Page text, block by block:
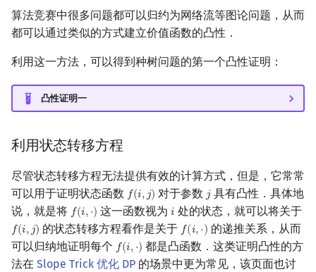
算法竞赛中很多问题都可以归约为网络流等图论问题，从而
都可以通过类似的方式建立价值函数的凸性．
利用这一方法，可以得到种树问题的第一个凸性证明：
凸性证明一
利用状态转移方程
尽管状态转移方程无法提供有效的计算方式，但是，它常常
可以用于证明状态函数 𝑓(𝑖,𝑗)
f(i,j) 对于参数 𝑗
j 具有凸性．具体地
说，就是将 𝑓(𝑖,⋅)
f(i,⋅) 这一函数视为𝑖
i 处的状态，就可以将关于
𝑓(𝑖,𝑗)
f(i,j) 的状态转移方程看作是关于 𝑓(𝑖,⋅)
f(i,⋅)
的递推关系，从而
可以归纳地证明每个 𝑓(𝑖,⋅)
f(i,⋅)
都是凸函数．这类证明凸性的方
法在 Slope Trick 优化 DP 的场景中更为常见，该页面也讨